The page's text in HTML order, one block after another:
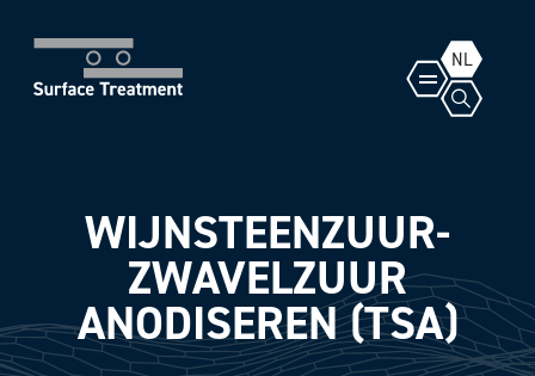
NL
WIJNSTEENZUUR-
ZWAVELZUUR
ANODISEREN (TSA)